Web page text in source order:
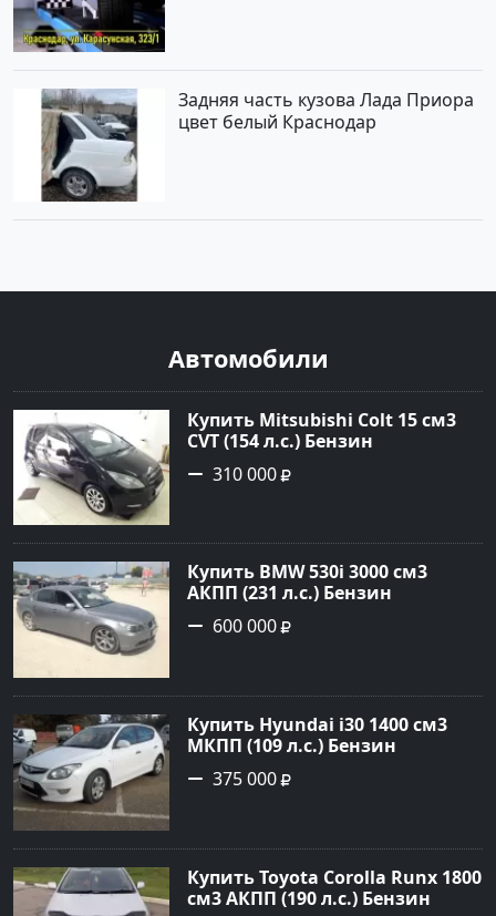
Задняя часть кузова Лада Приора
цвет белый Краснодар
Автомобили
Купить Mitsubishi Colt 15 см3
CVT (154 л.с.) Бензин
турбонаддув в Краснодар:
цвет Чёрный металик Хетчбэк
сайте Авторынок23
310 000
Купить BMW 530i 3000 см3
АКПП (231 л.с.) Бензин
инжектор в Новороссийск:
цвет серый Седан 2004 года по
Авторынок23
600 000
Купить Hyundai i30 1400 см3
МКПП (109 л.с.) Бензин
инжектор в Кропоткин: цвет
белый Хетчбэк 2011 года по
Авторынок23
375 000
Купить Toyota Corolla Runx 1800
см3 АКПП (190 л.с.) Бензин